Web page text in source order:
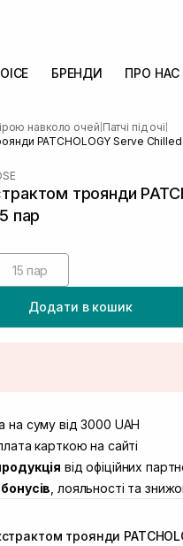
БРЕНДИ ПРО НАС
навколо очей Патчі під очі
PATCHOLOGY Serve
троянди
пар
15 пар
Додати в кошик
Винниченка 4
Академіка Підстригача, 1В
Івана Франка 36
Степана Бандери 45
Кулика і Гудачека 23 (ТЦ
на суму від 3000 UAH
карткою на сайті
від офіційних
, лояльності та
троянди